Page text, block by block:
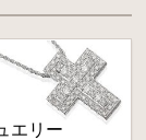
エリー